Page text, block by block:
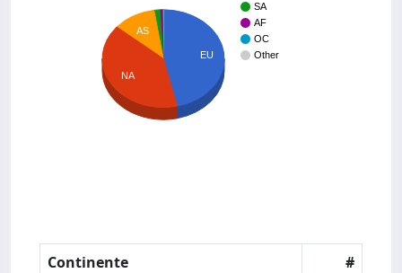
SA
AF
OC
Other
EU
AS
NA
Continente
#